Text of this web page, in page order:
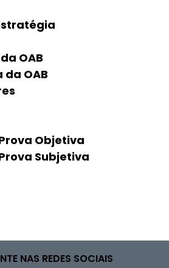
OAB
da OAB
Objetiva
Subjetiva
NAS REDES SOCIAIS